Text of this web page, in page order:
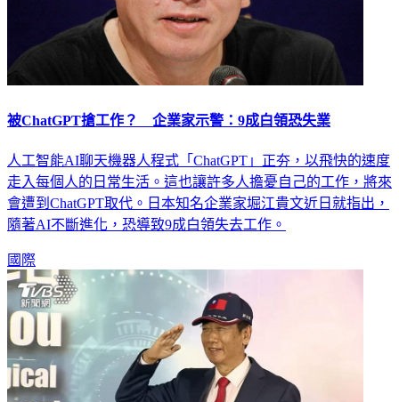
被ChatGPT搶工作？ 企業家示警：9成白領恐失業
人工智能AI聊天機器人程式「ChatGPT」正夯，以飛快的速度
走入每個人的日常生活。這也讓許多人擔憂自己的工作，將來
會遭到ChatGPT取代。日本知名企業家堀江貴文近日就指出，
隨著AI不斷進化，恐導致9成白領失去工作。
國際